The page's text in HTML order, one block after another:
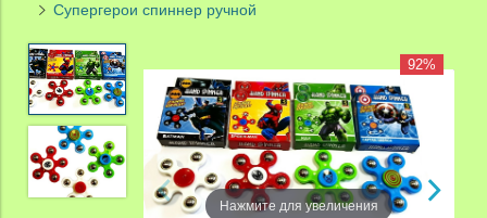
Супергерои спиннер ручной
92%
Нажмите для увеличения